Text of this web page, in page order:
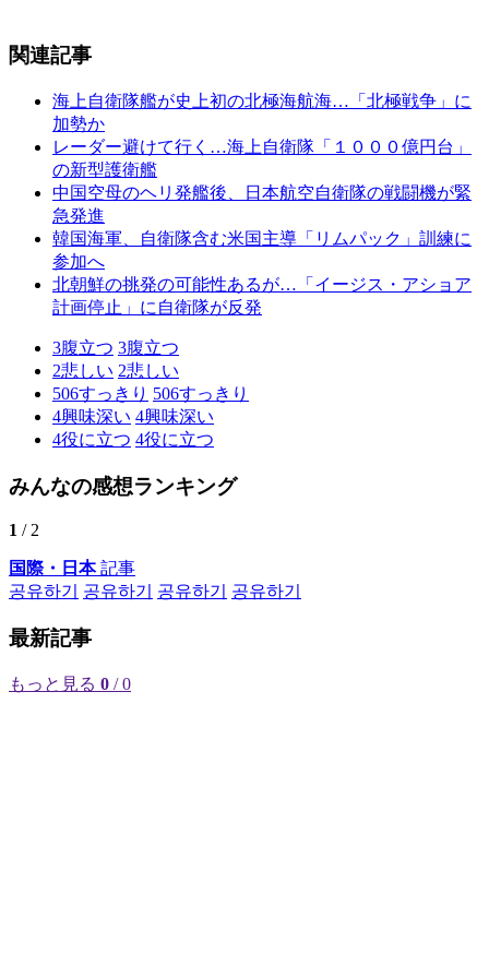
関連記事
海上自衛隊艦が史上初の北極海航海…「北極戦争」に
加勢か
レーダー避けて行く…海上自衛隊「１０００億円台」
の新型護衛艦
中国空母のヘリ発艦後、日本航空自衛隊の戦闘機が緊
急発進
韓国海軍、自衛隊含む米国主導「リムパック」訓練に
参加へ
北朝鮮の挑発の可能性あるが…「イージス・アショア
計画停止」に自衛隊が反発
3腹立つ 3腹立つ
2悲しい 2悲しい
506すっきり 506すっきり
4興味深い 4興味深い
4役に立つ 4役に立つ
みんなの感想ランキング
1 / 2
国際・日本記事
공유하기
공유하기 공유하기 공유하기
最新記事
もっと見る 0 / 0